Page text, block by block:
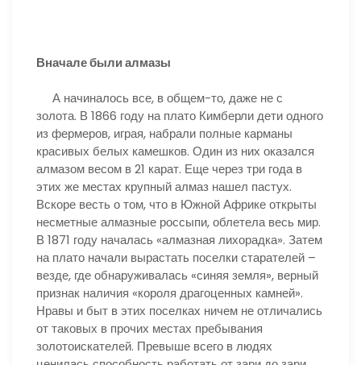
Вначале были алмазы
А начиналось все, в общем-то, даже не с
золота. В 1866 году на плато Кимберли дети одного
из фермеров, играя, набрали полные карманы
красивых белых камешков. Один из них оказался
алмазом весом в 21 карат. Еще через три года в
этих же местах крупный алмаз нашел пастух.
Вскоре весть о том, что в Южной Африке открыты
несметные алмазные россыпи, облетела весь мир.
В 1871 году началась «алмазная лихорадка». Затем
на плато начали вырастать поселки старателей –
везде, где обнаруживалась «синяя земля», верный
признак наличия «короля драгоценных камней».
Нравы и быт в этих поселках ничем не отличались
от таковых в прочих местах пребывания
золотоискателей. Превыше всего в людях